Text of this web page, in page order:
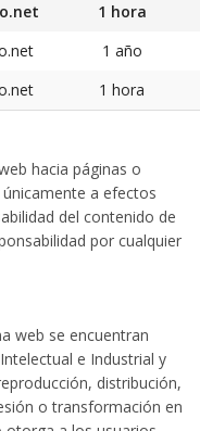
1 hora
1 año
1 hora
hacia páginas o
a efectos
del contenido de
por cualquier
web se encuentran
e Industrial y
distribución,
o transformación en